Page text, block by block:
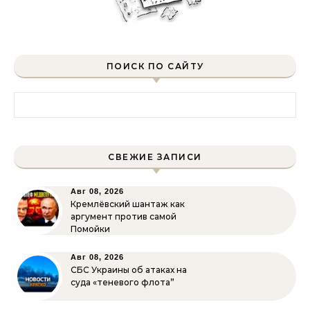
ПОИСК ПО САЙТУ
СВЕЖИЕ ЗАПИСИ
Авг 08, 2026
Кремлёвский шантаж как
аргумент против самой
Помойки
Авг 08, 2026
СБС Украины об атаках на
суда «теневого флота”